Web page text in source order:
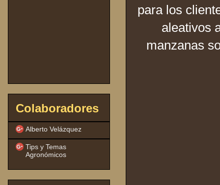
para los
aleativos
manzanas
Colaboradores
Alberto Velázquez
Tips y Temas
Agronómicos